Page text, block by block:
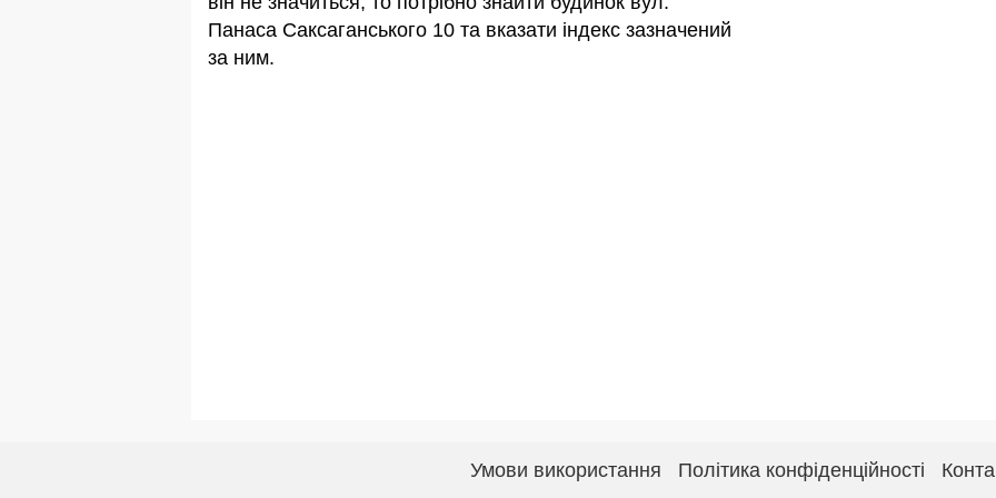
Панаса Саксаганського 10 та вказати індекс зазначений
за ним.
Умови використання Політика конфіденційності